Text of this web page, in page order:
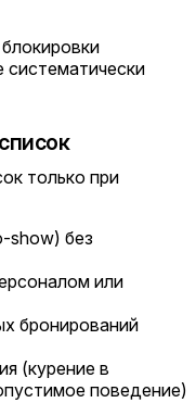
систематически
только при
show) без
или
бронирований
(курение в
поведение)